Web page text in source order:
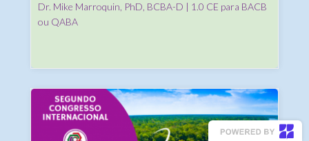
Dr. Mike Marroquin, PhD, BCBA-D | 1.0 CE para BACB
ou QABA